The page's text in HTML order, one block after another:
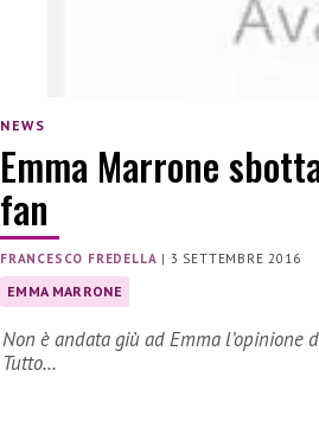
NEWS
Emma Marrone
fan
FRANCESCO FREDELLA | 3 SETTEMBRE 2016
EMMA MARRONE
Non è andata giù ad Emma l’opinione
Tutto…